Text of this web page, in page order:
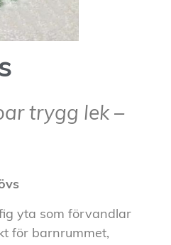
trygg lek –
yta som förvandlar
för barnrummet,